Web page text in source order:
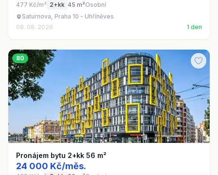
477 Kč/m² 2+kk 45 m²Osobní
Saturnova, Praha 10 - Uhříněves
08. 08. 2026
1 den
80
Pronájem bytu 2+kk 56 m²
24 000 Kč/měs.